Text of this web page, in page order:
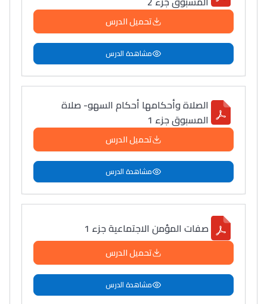
تحميل الدرس
مشاهدة الدرس
الصلاة وأحكامها أحكام السهو- صلاة
المسبوق جزء 1
تحميل الدرس
مشاهدة الدرس
صفات المؤمن الاجتماعية جزء 1
تحميل الدرس
مشاهدة الدرس